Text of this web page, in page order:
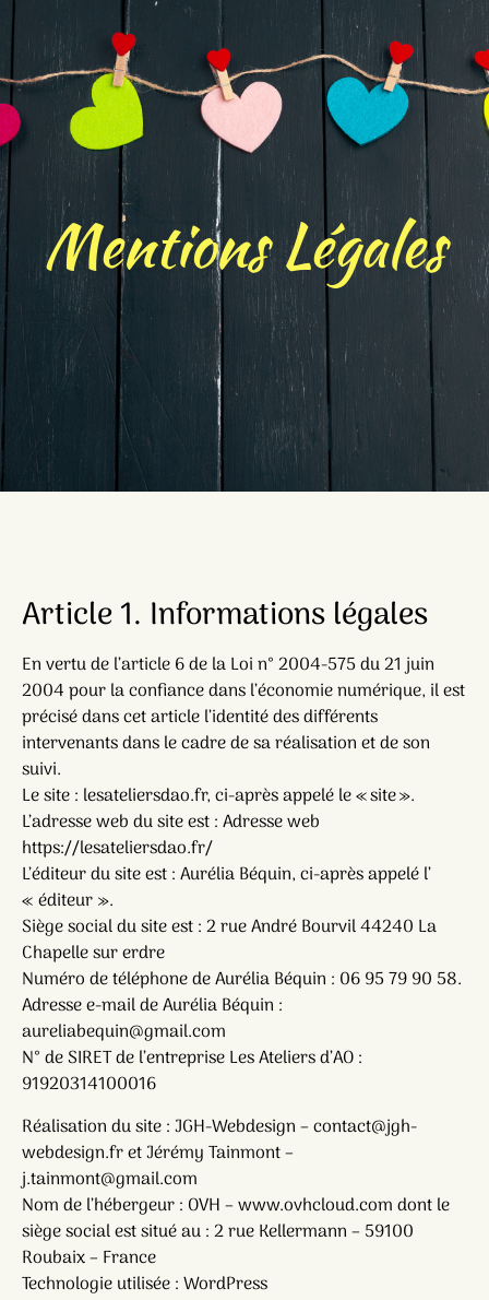
Mentions Légales
Article 1. Informations légales
En vertu de l’article 6 de la Loi n° 2004-575 du 21 juin
2004 pour la confiance dans l’économie numérique, il est
précisé dans cet article l’identité des différents
intervenants dans le cadre de sa réalisation et de son
suivi.
Le site : lesateliersdao.fr, ci-après appelé le « site ».
L’adresse web du site est : Adresse web
https://lesateliersdao.fr/
L’éditeur du site est : Aurélia Béquin, ci-après appelé l’
« éditeur ».
Siège social du site est : 2 rue André Bourvil 44240 La
Chapelle sur erdre
Numéro de téléphone de Aurélia Béquin : 06 95 79 90 58.
Adresse e-mail de Aurélia Béquin :
aureliabequin@gmail.com
N° de SIRET de l’entreprise Les Ateliers d’AO :
91920314100016
Réalisation du site : JGH-Webdesign – contact@jgh-
webdesign.fr et Jérémy Tainmont –
j.tainmont@gmail.com
Nom de l’hébergeur : OVH – www.ovhcloud.com dont le
siège social est situé au : 2 rue Kellermann – 59100
Roubaix – France
Technologie utilisée : WordPress